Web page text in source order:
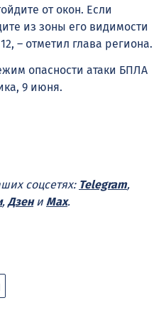
от окон. Если
из зоны его видимости
– отметил глава региона.
опасности атаки БПЛА
9 июня.
соцсетях: Telegram,
, Дзени Max.